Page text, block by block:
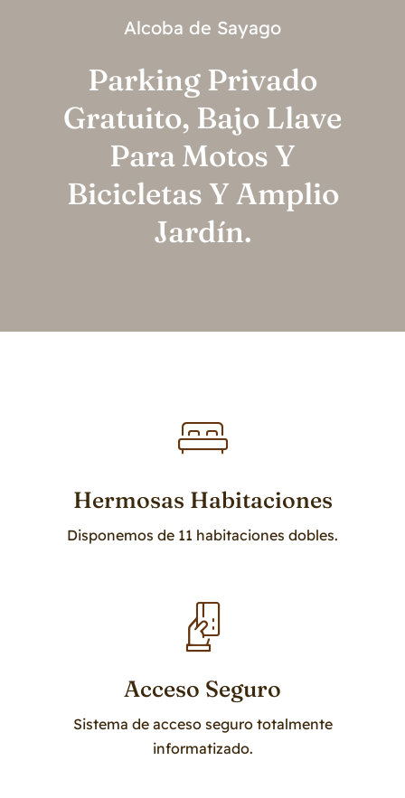
Alcoba de Sayago
Parking Privado
Gratuito, Bajo Llave
Para Motos Y
Bicicletas Y Amplio
Jardín.
Hermosas Habitaciones
Disponemos de 11 habitaciones dobles.
Acceso Seguro
Sistema de acceso seguro totalmente
informatizado.